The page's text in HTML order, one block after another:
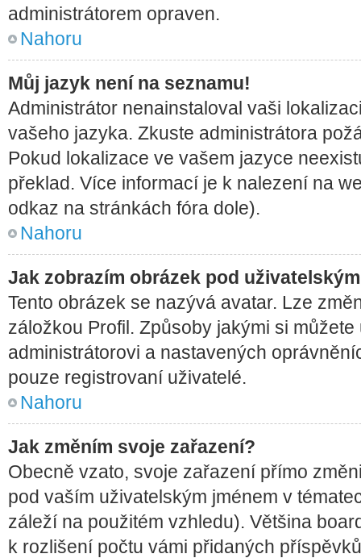
administrátorem opraven.
Nahoru
Můj jazyk není na seznamu!
Administrátor nenainstaloval vaši
vašeho jazyka. Zkuste administrátora
Pokud lokalizace ve vašem jazyce
překlad. Více informací je k nalezení na
odkaz na stránkách fóra dole).
Nahoru
Jak zobrazím obrázek pod
Tento obrázek se nazývá avatar. Lze
záložkou Profil. Způsoby jakými si
administrátorovi a nastavených
pouze registrovaní uživatelé.
Nahoru
Jak změním svoje zařazení?
Obecně vzato, svoje zařazení přímo
pod vaším uživatelským jménem v
záleží na použitém vzhledu). Většina
k rozlišení počtu vámi přidaných